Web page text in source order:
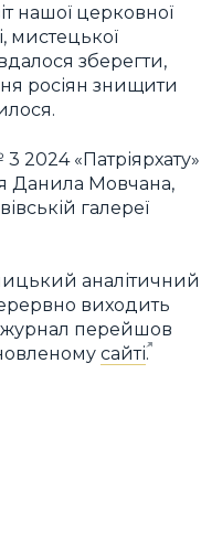
нашої церковної
мистецької
зберегти,
росіян знищити
2024 «Патріярхату»
Данила Мовчана,
галереї
аналітичний
виходить
журнал перейшов
сайті.